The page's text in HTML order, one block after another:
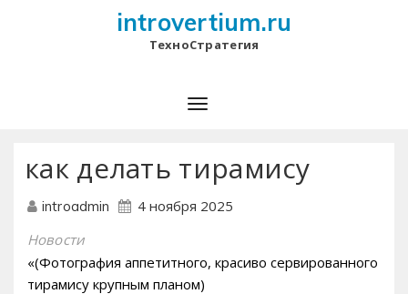
introvertium.ru
ТехноСтратегия
как делать тирамису
introadmin 4 ноября 2025
Новости
«(Фотография аппетитного, красиво сервированного
тирамису крупным планом)